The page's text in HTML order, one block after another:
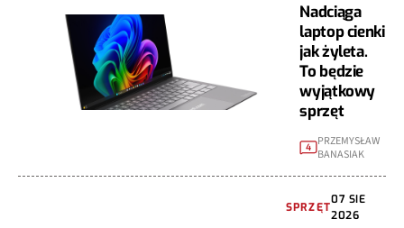
Nadciąga
laptop cienki
jak żyleta.
To będzie
wyjątkowy
sprzęt
4
PRZEMYSŁAW
BANASIAK
SPRZĘT
07 SIE
2026